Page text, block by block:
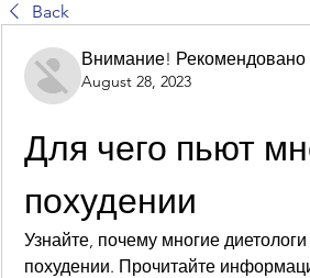
Back
Внимание! Рекомендовано
August 28, 2023
Для чего пьют
похудении
Узнайте, почему многие
похудении. Прочитайте